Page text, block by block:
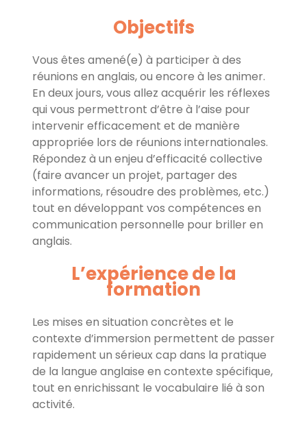
Objectifs
Vous êtes amené(e) à participer à des
réunions en anglais, ou encore à les animer.
En deux jours, vous allez acquérir les réflexes
qui vous permettront d’être à l’aise pour
intervenir efficacement et de manière
appropriée lors de réunions internationales.
Répondez à un enjeu d’efficacité collective
(faire avancer un projet, partager des
informations, résoudre des problèmes, etc.)
tout en développant vos compétences en
communication personnelle pour briller en
anglais.
L’expérience de la
formation
Les mises en situation concrètes et le
contexte d’immersion permettent de passer
rapidement un sérieux cap dans la pratique
de la langue anglaise en contexte spécifique,
tout en enrichissant le vocabulaire lié à son
activité.